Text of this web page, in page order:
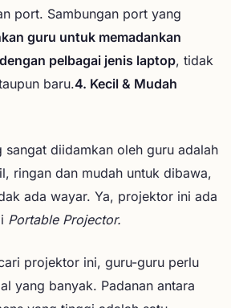
port. Sambungan port yang
guru untuk memadankan
pelbagai jenis laptop, tidak
baru.4. Kecil & Mudah
sangat diidamkan oleh guru adalah
ringan dan mudah untuk dibawa,
ada wayar. Ya, projektor ini ada
Portable Projector.
projektor ini, guru-guru perlu
yang banyak. Padanan antara